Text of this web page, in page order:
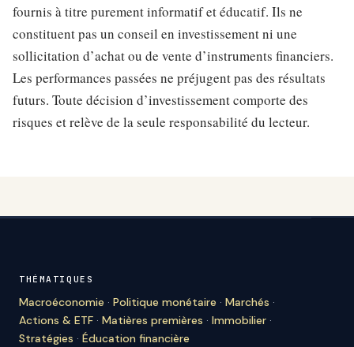
fournis à titre purement informatif et éducatif. Ils ne
constituent pas un conseil en investissement ni une
sollicitation d’achat ou de vente d’instruments financiers.
Les performances passées ne préjugent pas des résultats
futurs. Toute décision d’investissement comporte des
risques et relève de la seule responsabilité du lecteur.
THÉMATIQUES
Macroéconomie · Politique monétaire · Marchés ·
Actions & ETF · Matières premières · Immobilier ·
Stratégies · Éducation financière